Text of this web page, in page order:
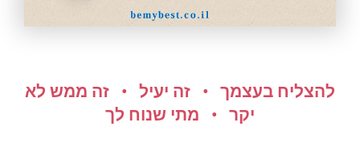
להצליח בעצמך • זה יעיל • זה ממש לא
יקר • מתי שנוח לך